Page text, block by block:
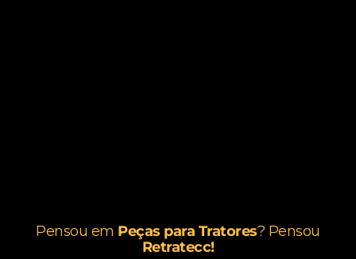
Pensou em Peças para Tratores? Pensou
Retratecc!